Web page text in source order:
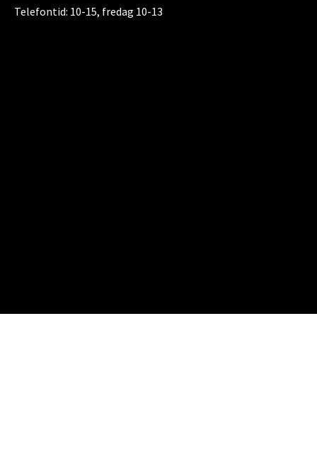
Telefontid: 10-15, fredag 10-13